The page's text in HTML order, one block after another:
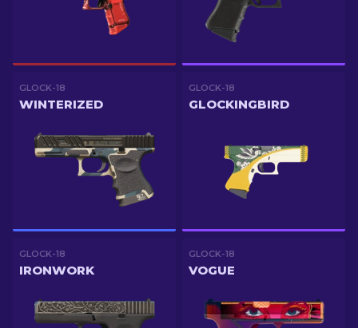
GLOCK-18
WINTERIZED
GLOCK-18
GLOCKINGBIRD
GLOCK-18
IRONWORK
GLOCK-18
VOGUE